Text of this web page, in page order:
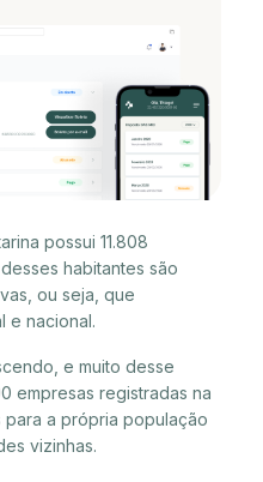
possui 11.808
habitantes são
ou seja, que
e nacional.
e muito desse
empresas registradas na
a própria população
vizinhas.